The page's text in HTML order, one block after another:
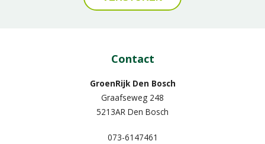
Contact
GroenRijk Den Bosch
Graafseweg 248
5213AR Den Bosch
073-6147461